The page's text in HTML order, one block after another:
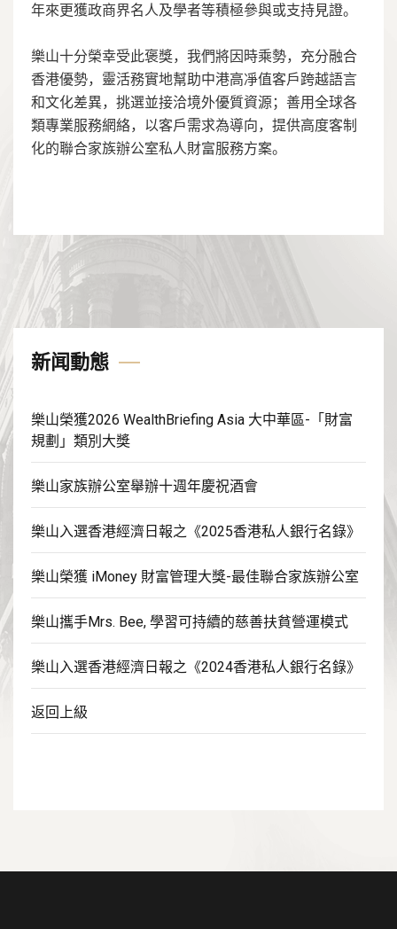
年來更獲政商界名人及學者等積極參與或支持見證。
樂山十分榮幸受此褒獎，我們將因時乘勢，充分融合
香港優勢，靈活務實地幫助中港高凈值客戶跨越語言
和文化差異，挑選並接洽境外優質資源；善用全球各
類專業服務網絡，以客戶需求為導向，提供高度客制
化的聯合家族辦公室私人財富服務方案。
新闻動態
樂山榮獲2026 WealthBriefing Asia 大中華區-「財富
規劃」類別大獎
樂山家族辦公室舉辦十週年慶祝酒會
樂山入選香港經濟日報之《2025香港私人銀行名錄》
樂山榮獲 iMoney 財富管理大獎-最佳聯合家族辦公室
樂山攜手Mrs. Bee, 學習可持續的慈善扶貧營運模式
樂山入選香港經濟日報之《2024香港私人銀行名錄》
返回上級